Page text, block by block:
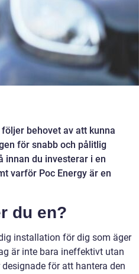
behovet av att kunna
för snabb och pålitlig
innan du investerar i en
varför Poc Energy är en
du en?
installation för dig som äger
är inte bara ineffektivt utan
för att hantera den